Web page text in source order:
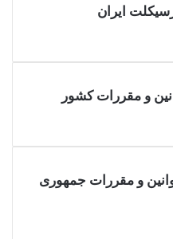
ایران
و مقررات کشور
و مقررات جمهوری